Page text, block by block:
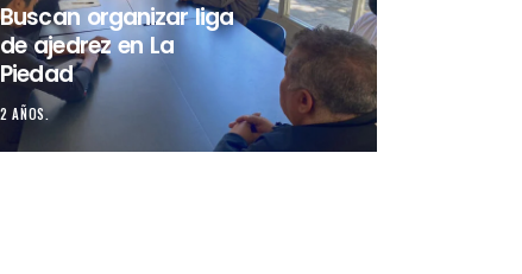
Buscan organizar liga
de ajedrez en La
Piedad
2 AÑOS.